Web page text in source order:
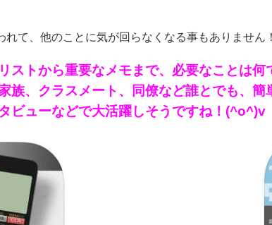
れて、他のことに気が回らなくなる事もありません
ストから重要なメモまで、必要なことは
族、クラスメート、同僚など誰とでも、
ビューなどで大活躍しそうですね！(^o^)v